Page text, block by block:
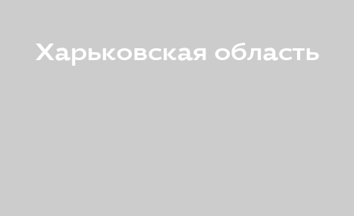
Харьковская область